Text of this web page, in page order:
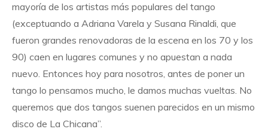
mayoría de los artistas más populares del tango
(exceptuando a Adriana Varela y Susana Rinaldi, que
fueron grandes renovadoras de la escena en los 70 y los
90) caen en lugares comunes y no apuestan a nada
nuevo. Entonces hoy para nosotros, antes de poner un
tango lo pensamos mucho, le damos muchas vueltas. No
queremos que dos tangos suenen parecidos en un mismo
disco de La Chicana”.